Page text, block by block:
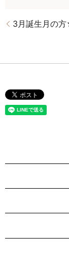
3月誕生月の